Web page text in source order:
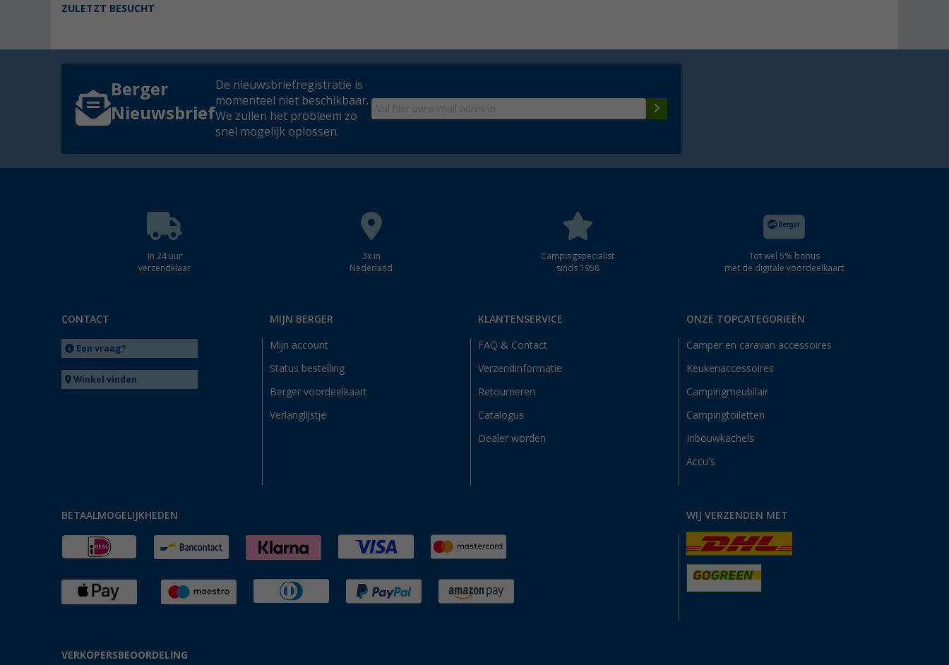
ZULETZT BESUCHT
Berger
Nieuwsbrief
De nieuwsbriefregistratie is
momenteel niet beschikbaar.
We zullen het probleem zo
snel mogelijk oplossen.
In 24 uur
verzendklaar
3x in
Nederland
Campingspecialist
sinds 1958
Tot wel 5% bonus
met de digitale voordeelkaart
CONTACT
Een vraag?
Winkel vinden
MIJN BERGER
Mijn account
Status bestelling
Berger voordeelkaart
Verlanglijstje
KLANTENSERVICE
FAQ & Contact
Verzendinformatie
Retourneren
Catalogus
Dealer worden
ONZE TOPCATEGORIEËN
Camper en caravan accessoires
Keukenaccessoires
Campingmeubilair
Campingtoiletten
Inbouwkachels
Accu's
BETAALMOGELIJKHEDEN WIJ VERZENDEN MET
VERKOPERSBEOORDELING